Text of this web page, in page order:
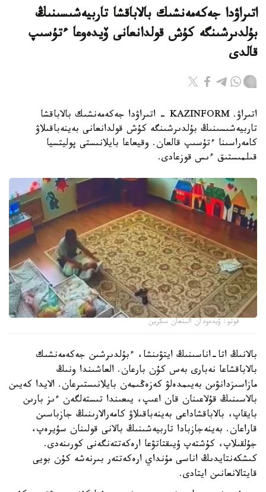
اتىراۋدا جەكەمەنشىك بالاباقشا تاربيەشىسىنىڭ
بۇلدىرشىنگە كۇش قولدانعانى ۆيدەوعا ءتۇسىپ
قالدى
اتىراۋ. KAZINFORM - اتىراۋدا جەكەمەنشىك بالاباقشا
تاربيەشىسىنىڭ بۇلدىرشىنگە كۇش قولدانعانى بەينەباقىلاۋ
كامەراسىنا ءتۇسىپ قالعان. وقيعاعا بايلانىستى پوليتسيا
قىلمىستىق ءىس قوزعادى.
فوتو: ۆيدەودان الىنعان سكرين
بالانىڭ اتا-اناسىنىڭ ايتۋىنشا، ءبۇلدىرشىن جەكەمەنشىك
بالاباقشاعا نەبارى بەس كۇن بارعان. العاشىندا ونىڭ
مازاسىزدانۋىن بەيىمدەلۋ كەزەڭىمەن بايلانىستىرعان. الايدا كەيىن
بالاسىنىڭ قۇلاعىنان قان اعىپ، يىعىندا تىستەلگەن ءىز بارىن
بايقاپ، بالاباقشاداعى بەينەباقىلاۋ كامەرالارىنىڭ جازباسىن
قاراعان. بەينەجازبادا تاربيەشىنىڭ بالانى قولىنان سۇيرەپ،
جۇلقىلاپ، كۇشتەپ ۇيىقتاتۋعا ارەكەتتەنگەنى كورىنەدى.
كىشكەنتايدىڭ اناسى مۇنداي ارەكەتتەر بىرنەشە كۇن بويى
قايتالانعانىن ايتادى.